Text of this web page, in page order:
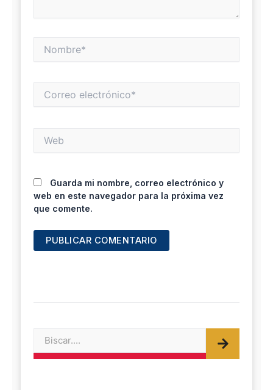
electrónico*
Guarda mi nombre, correo electrónico y
web en este navegador para la próxima vez
que comente.